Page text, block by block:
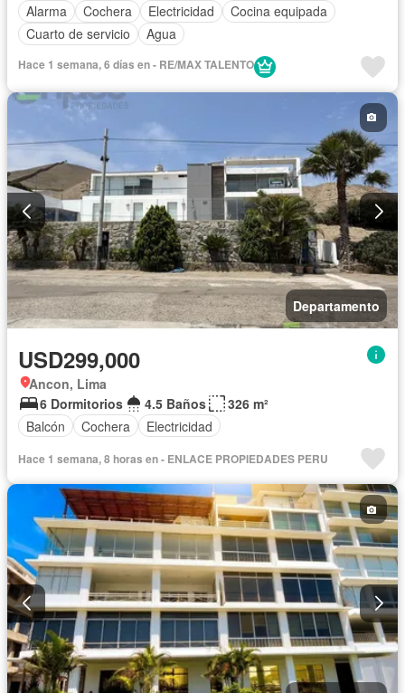
Alarma
Cochera Electricidad
Cocina equipada
Cuarto de servicio
Agua
Hace 1 semana, 6 días en - RE/MAX TALENTO
Departamento
USD299,000
Ancon, Lima
6 Dormitorios
4.5 Baños
326 m²
Balcón
Cochera Electricidad
Hace 1 semana, 8 horas en - ENLACE PROPIEDADES PERU